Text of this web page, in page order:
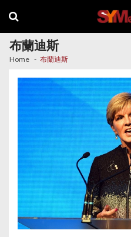
navigation
content
布蘭迪斯
Home 布蘭迪斯